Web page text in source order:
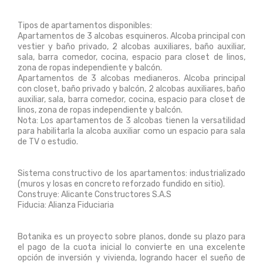
Tipos de apartamentos disponibles:
Apartamentos de 3 alcobas esquineros. Alcoba principal con
vestier y baño privado, 2 alcobas auxiliares, baño auxiliar,
sala, barra comedor, cocina, espacio para closet de linos,
zona de ropas independiente y balcón.
Apartamentos de 3 alcobas medianeros. Alcoba principal
con closet, baño privado y balcón, 2 alcobas auxiliares, baño
auxiliar, sala, barra comedor, cocina, espacio para closet de
linos, zona de ropas independiente y balcón.
Nota: Los apartamentos de 3 alcobas tienen la versatilidad
para habilitarla la alcoba auxiliar como un espacio para sala
de TV o estudio.
Sistema constructivo de los apartamentos: industrializado
(muros y losas en concreto reforzado fundido en sitio).
Construye: Alicante Constructores S.A.S
Fiducia: Alianza Fiduciaria
Botanika es un proyecto sobre planos, donde su plazo para
el pago de la cuota inicial lo convierte en una excelente
opción de inversión y vivienda, logrando hacer el sueño de